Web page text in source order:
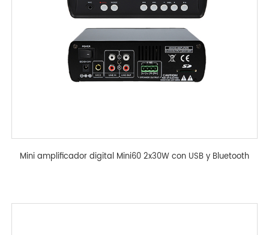
Mini amplificador digital Mini60 2x30W con USB y Bluetooth